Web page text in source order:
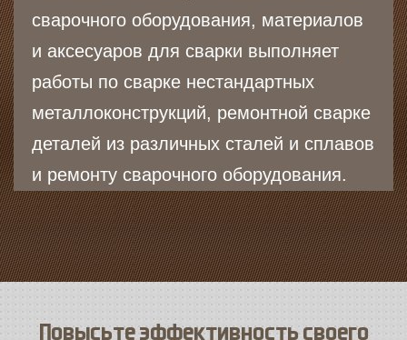
сварочного оборудования, материалов
и аксесуаров для сварки выполняет
работы по сварке нестандартных
металлоконструкций, ремонтной сварке
деталей из различных сталей и сплавов
и ремонту сварочного оборудования.
Повысьте эффективность своего